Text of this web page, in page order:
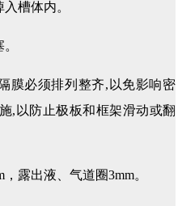
槽体内。
膜必须排列整齐,以免影响密
,以防止极板和框架滑动或翻
露出液、气道圈3mm。